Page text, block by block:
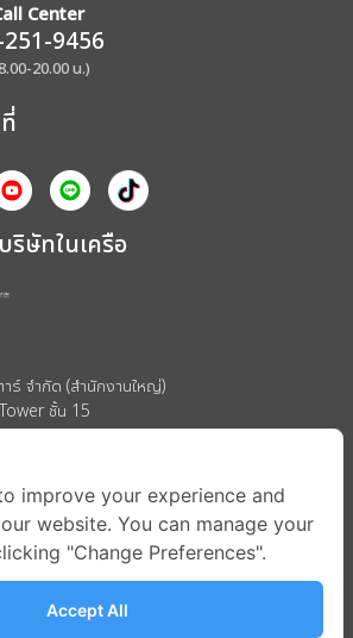
Center
9456
20.00 น.)
ษัทในเครือ
ร์ จำกัด (สำนักงานใหญ่)
ชั้น 15
ใหม่ เขตปทุมวัน กรุงเทพมหานคร 10330
improve your experience and
website. You can manage your
"Change Preferences".
Accept All